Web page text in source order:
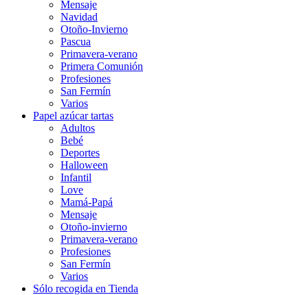
Mensaje
Navidad
Otoño-Invierno
Pascua
Primavera-verano
Primera Comunión
Profesiones
San Fermín
Varios
Papel azúcar tartas
Adultos
Bebé
Deportes
Halloween
Infantil
Love
Mamá-Papá
Mensaje
Otoño-invierno
Primavera-verano
Profesiones
San Fermín
Varios
Sólo recogida en Tienda